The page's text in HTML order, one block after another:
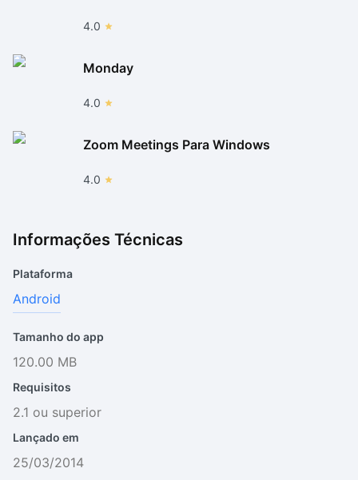
4.0
Monday
4.0
Zoom Meetings Para Windows
4.0
Informações Técnicas
Plataforma
Android
Tamanho do app
120.00 MB
Requisitos
2.1 ou superior
Lançado em
25/03/2014